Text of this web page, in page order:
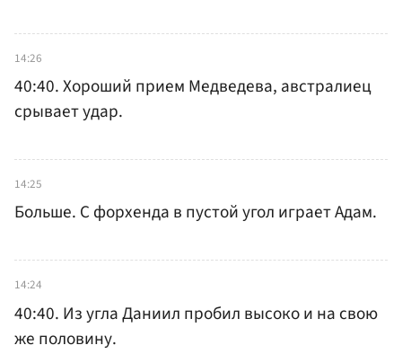
14:26
40:40. Хороший прием Медведева, австралиец
срывает удар.
14:25
Больше. С форхенда в пустой угол играет Адам.
14:24
40:40. Из угла Даниил пробил высоко и на свою
же половину.